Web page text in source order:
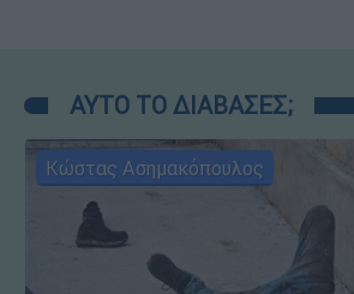
ΑΥΤΟ ΤΟ ΔΙΑΒΑΣΕΣ;
Κώστας Ασημακόπουλος